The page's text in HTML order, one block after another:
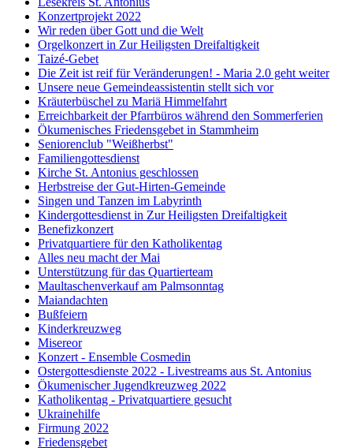
Konzertprojekt 2022
Wir reden über Gott und die Welt
Orgelkonzert in Zur Heiligsten Dreifaltigkeit
Taizé-Gebet
Die Zeit ist reif für Veränderungen! - Maria 2.0 geht weiter
Unsere neue Gemeindeassistentin stellt sich vor
Kräuterbüschel zu Mariä Himmelfahrt
Erreichbarkeit der Pfarrbüros während den Sommerferien
Ökumenisches Friedensgebet in Stammheim
Seniorenclub "Weißherbst"
Familiengottesdienst
Kirche St. Antonius geschlossen
Herbstreise der Gut-Hirten-Gemeinde
Singen und Tanzen im Labyrinth
Kindergottesdienst in Zur Heiligsten Dreifaltigkeit
Benefizkonzert
Privatquartiere für den Katholikentag
Alles neu macht der Mai
Unterstützung für das Quartierteam
Maultaschenverkauf am Palmsonntag
Maiandachten
Bußfeiern
Kinderkreuzweg
Misereor
Konzert - Ensemble Cosmedin
Ostergottesdienste 2022 - Livestreams aus St. Antonius
Ökumenischer Jugendkreuzweg 2022
Katholikentag - Privatquartiere gesucht
Ukrainehilfe
Firmung 2022
Friedensgebet